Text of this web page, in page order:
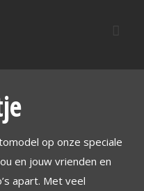
op onze speciale
en jouw vrienden en
apart. Met veel